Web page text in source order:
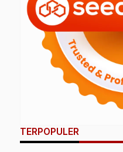
TERPOPULER